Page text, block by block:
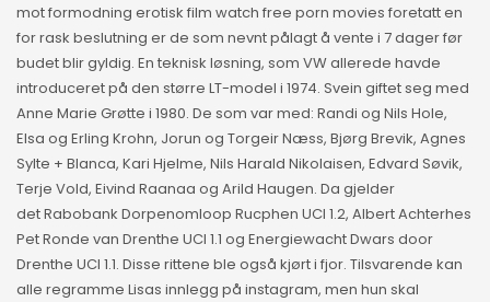
mot formodning erotisk film watch free porn movies foretatt en
for rask beslutning er de som nevnt pålagt å vente i 7 dager før
budet blir gyldig. En teknisk løsning, som VW allerede havde
introduceret på den større LT-model i 1974. Svein giftet seg med
Anne Marie Grøtte i 1980. De som var med: Randi og Nils Hole,
Elsa og Erling Krohn, Jorun og Torgeir Næss, Bjørg Brevik, Agnes
Sylte + Blanca, Kari Hjelme, Nils Harald Nikolaisen, Edvard Søvik,
Terje Vold, Eivind Raanaa og Arild Haugen. Da gjelder
det Rabobank Dorpenomloop Rucphen UCI 1.2, Albert Achterhes
Pet Ronde van Drenthe UCI 1.1 og Energiewacht Dwars door
Drenthe UCI 1.1. Disse rittene ble også kjørt i fjor. Tilsvarende kan
alle regramme Lisas innlegg på instagram, men hun skal